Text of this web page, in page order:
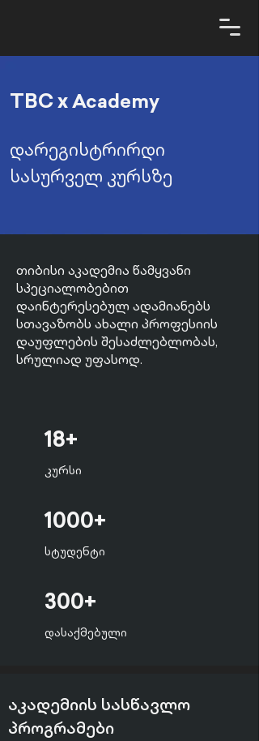
TBC xAcademy
დარეგისტრირდი
სასურველ კურსზე
თიბისი აკადემია წამყვანი
სპეციალობებით
დაინტერესებულ ადამიანებს
სთავაზობს ახალი პროფესიის
დაუფლების შესაძლებლობას,
სრულიად უფასოდ.
18+
კურსი
1000+
სტუდენტი
300+
დასაქმებული
აკადემიის სასწავლო
პროგრამები